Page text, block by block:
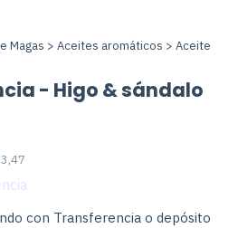
Magas > Aceites aromáticos > Aceite
- Higo & sándalo
con Transferencia o depósito